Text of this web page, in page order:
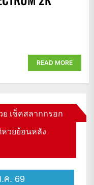
READ MORE
เช็คสลากกรอก
วยย้อนหลัง